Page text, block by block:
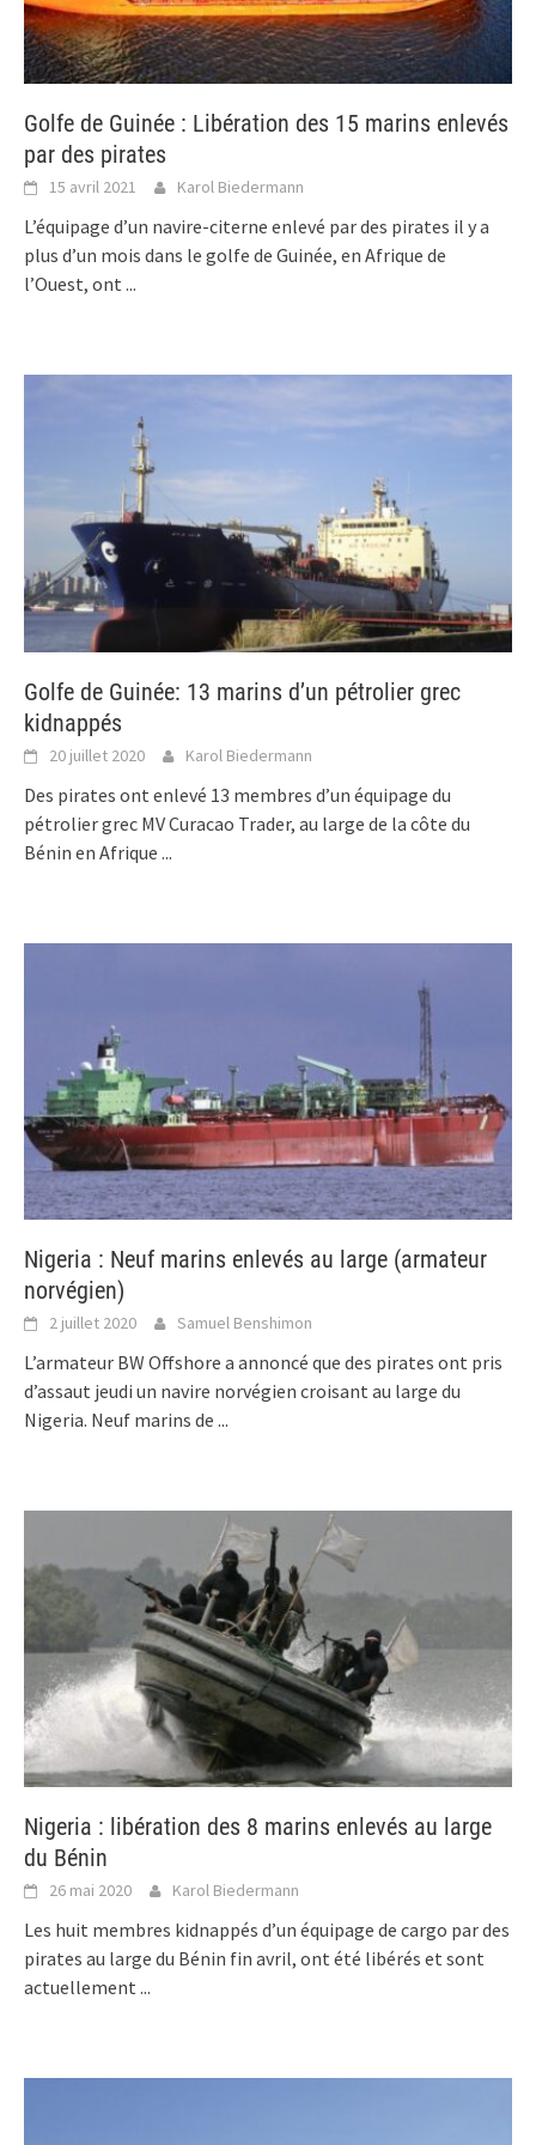
Golfe de Guinée : Libération des 15 marins enlevés
par des pirates
15 avril 2021 Karol Biedermann
L’équipage d’un navire-citerne enlevé par des pirates il y a
plus d’un mois dans le golfe de Guinée, en Afrique de
l’Ouest, ont ...
Golfe de Guinée: 13 marins d’un pétrolier grec
kidnappés
20 juillet 2020 Karol Biedermann
Des pirates ont enlevé 13 membres d’un équipage du
pétrolier grec MV Curacao Trader, au large de la côte du
Bénin en Afrique ...
Nigeria : Neuf marins enlevés au large (armateur
norvégien)
2 juillet 2020 Samuel Benshimon
L’armateur BW Offshore a annoncé que des pirates ont pris
d’assaut jeudi un navire norvégien croisant au large du
Nigeria. Neuf marins de ...
Nigeria : libération des 8 marins enlevés au large
du Bénin
26 mai 2020 Karol Biedermann
Les huit membres kidnappés d’un équipage de cargo par des
pirates au large du Bénin fin avril, ont été libérés et sont
actuellement ...